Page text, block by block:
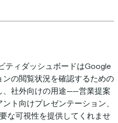
ティダッシュボードはGoogle
の閲覧状況を確認するための
、社外向けの用途——営業提案
ト向けプレゼンテーション、
な可視性を提供してくれませ